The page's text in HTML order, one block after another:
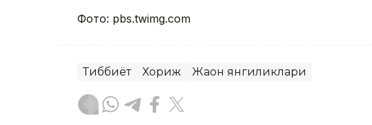
Фото: pbs.twimg.com
Тиббиёт Хориж Жаҳон янгиликлари